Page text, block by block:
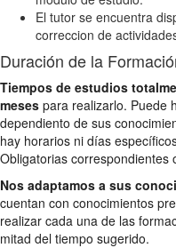
El tutor se encuentra
correccion de
Duración de la
Tiempos de estudios
meses para realizarlo. Puede
dependiento de sus
hay horarios ni días
Obligatorias correspondientes
Nos adaptamos a sus
cuentan con conocimientos
realizar cada una de las
mitad del tiempo sugerido.